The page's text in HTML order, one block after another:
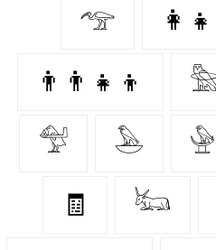
𓅠
👨‍👨‍👧‍👦
𓅵 𓅅 𓅈
🧾 𓃜